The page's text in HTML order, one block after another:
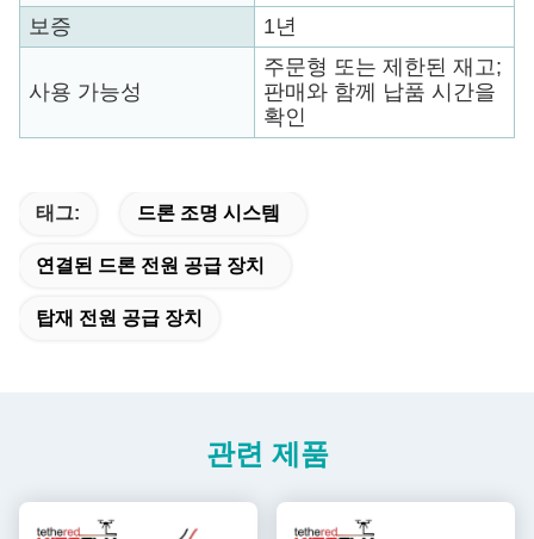
보증
1년
사용 가능성
주문형 또는 제한된 재고;
판매와 함께 납품 시간을
확인
태그: 드론 조명 시스템
연결된 드론 전원 공급 장치
탑재 전원 공급 장치
관련 제품